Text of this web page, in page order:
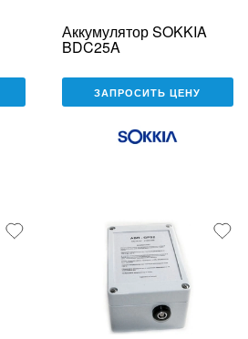
Аккумулятор SOKKIA
BDC25A
ЗАПРОСИТЬ ЦЕНУ